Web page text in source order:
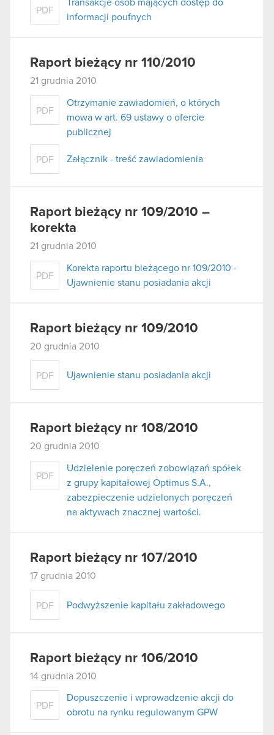
PDF
Transakcje osób mających dostęp do
informacji poufnych
Raport bieżący nr 110/2010
21 grudnia 2010
PDF
Otrzymanie zawiadomień, o których
mowa w art. 69 ustawy o ofercie
publicznej
PDF Załącznik - treść zawiadomienia
Raport bieżący nr 109/2010 –
korekta
21 grudnia 2010
PDF
Korekta raportu bieżącego nr 109/2010 -
Ujawnienie stanu posiadania akcji
Raport bieżący nr 109/2010
20 grudnia 2010
PDF Ujawnienie stanu posiadania akcji
Raport bieżący nr 108/2010
20 grudnia 2010
PDF
Udzielenie poręczeń zobowiązań spółek
z grupy kapitałowej Optimus S.A.,
zabezpieczenie udzielonych poręczeń
na aktywach znacznej wartości.
Raport bieżący nr 107/2010
17 grudnia 2010
PDF Podwyższenie kapitału zakładowego
Raport bieżący nr 106/2010
14 grudnia 2010
PDF
Dopuszczenie i wprowadzenie akcji do
obrotu na rynku regulowanym GPW